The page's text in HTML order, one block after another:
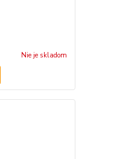
Nie je skladom